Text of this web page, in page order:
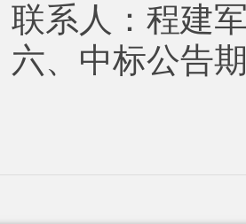
联系人：程建
六、中标公告